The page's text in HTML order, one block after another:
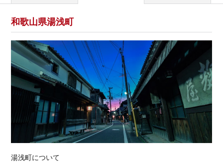
和歌山県湯浅町
湯浅町について